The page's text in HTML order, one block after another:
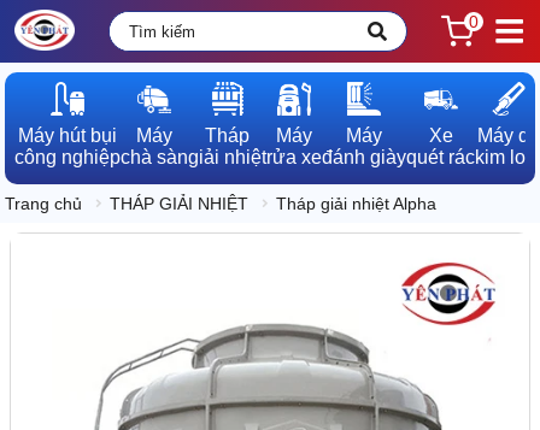
0
Máy hút bụi
công nghiệp
Máy
chà sàn
Tháp
giải nhiệt
Máy
rửa xe
Máy
đánh giày
Xe
quét rác
Máy dò
kim loại
Trang chủ THÁP GIẢI NHIỆT Tháp giải nhiệt Alpha